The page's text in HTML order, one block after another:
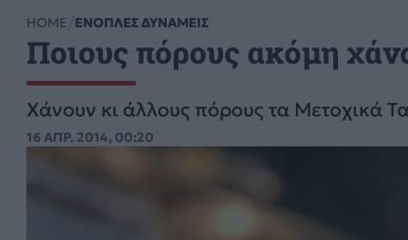
HOME ΕΝΟΠΛΕΣ ΔΥΝΑΜΕΙΣ
Ποιους πόρους ακόμη
Χάνουν κι άλλους πόρους τα Μετοχικά
16 ΑΠΡ. 2014, 00:20